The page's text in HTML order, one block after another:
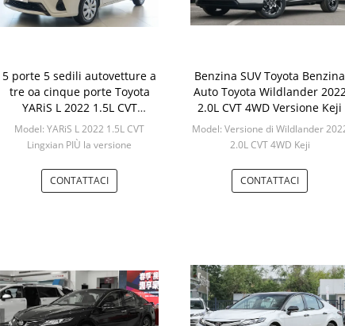
5 porte 5 sedili autovetture a
tre oa cinque porte Toyota
YARiS L 2022 1.5L CVT
Lingxian PIÙ versione
Model: YARiS L 2022 1.5L CVT
Lingxian PIÙ la versione
CONTATTACI
Benzina SUV Toyota Benzina
Auto Toyota Wildlander
2.0L CVT 4WD Versione Keji
Model: Versione di Wildlander
2.0L CVT 4WD Keji
CONTATTACI